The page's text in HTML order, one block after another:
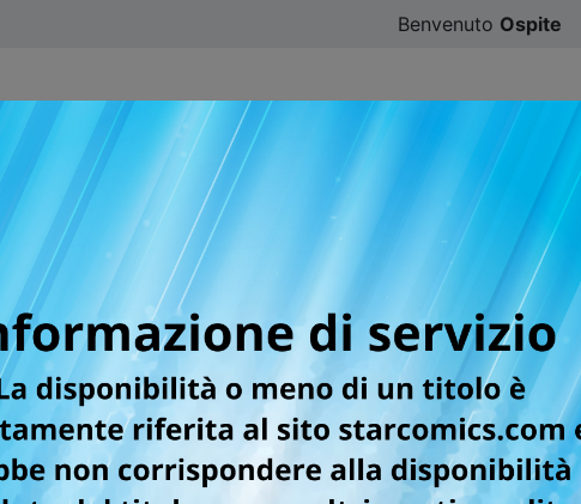
Benvenuto Ospite
SFOGLIA ONLINE DIGISTAR #ILOVEMANGA
testata DB UNIVERSE